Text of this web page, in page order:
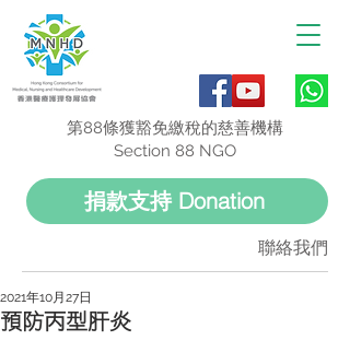
聯絡我們
捐款支持 Donation
第88條獲豁免繳稅的慈善機構
Section 88 NGO
預防丙型肝炎
2021年10月27日